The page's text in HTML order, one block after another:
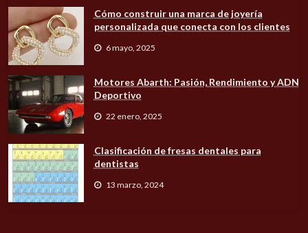
Cómo construir una marca de joyería
personalizada que conecta con los clientes
6 mayo, 2025
Motores Abarth: Pasión, Rendimiento y ADN
Deportivo
22 enero, 2025
Clasificación de fresas dentales para
dentistas
13 marzo, 2024